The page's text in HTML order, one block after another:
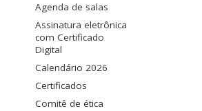
Agenda de salas
Assinatura eletrônica
com Certificado
Digital
Calendário 2026
Certificados
Comitê de ética